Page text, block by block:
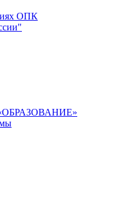
ОПК
«ОБРАЗОВАНИЕ»